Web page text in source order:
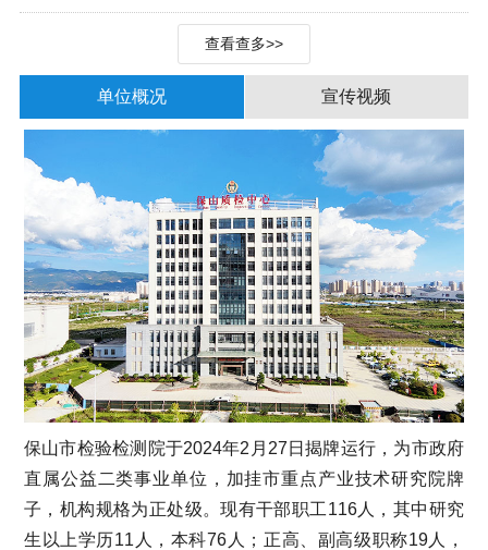
查看查多>>
单位概况 宣传视频
保山市检验检测院于2024年2月27日揭牌运行，为市政府
直属公益二类事业单位，加挂市重点产业技术研究院牌
子，机构规格为正处级。现有干部职工116人，其中研究
生以上学历11人，本科76人；正高、副高级职称19人，